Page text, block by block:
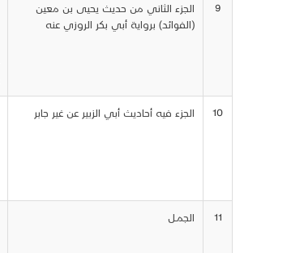
9
الجزء الثاني من حديث يحيى بن معين
(الفوائد) برواية أبي بكر الروزي عنه
10 الجزء فيه أحاديث أبي الزبير عن غير جابر
11 الجمــل